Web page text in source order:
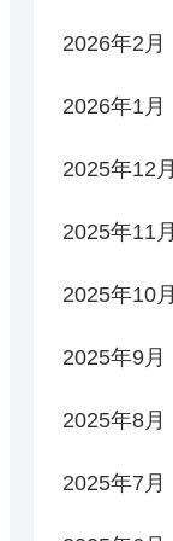
2026年2月
2026年1月
2025年12月
2025年11月
2025年10月
2025年9月
2025年8月
2025年7月